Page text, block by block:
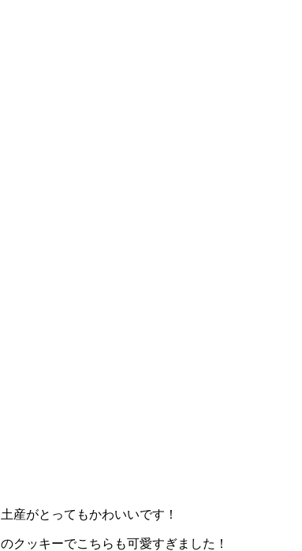
産がとってもかわいいです！
クッキーでこちらも可愛すぎました！